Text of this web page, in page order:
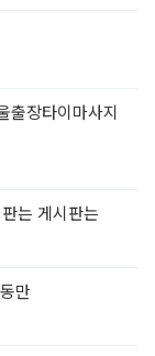
출장타이마사지
는 게시판는
만